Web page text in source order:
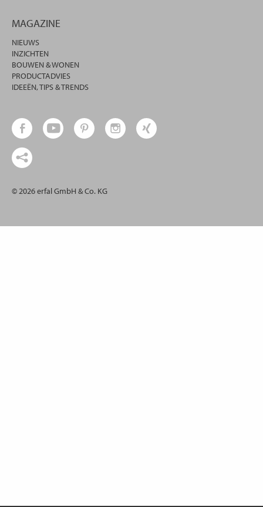
MAGAZINE
NIEUWS
INZICHTEN
BOUWEN & WONEN
PRODUCTADVIES
IDEEËN, TIPS & TRENDS
© 2026 erfal GmbH & Co. KG